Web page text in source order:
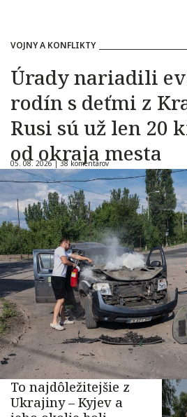
VOJNY A KONFLIKTY
Úrady nariadili
rodín s deťmi z
Rusi sú už len 20
od okraja mesta
05. 08. 2026 |38 komentárov
To najdôležitejšie z
Ukrajiny – Kyjev a